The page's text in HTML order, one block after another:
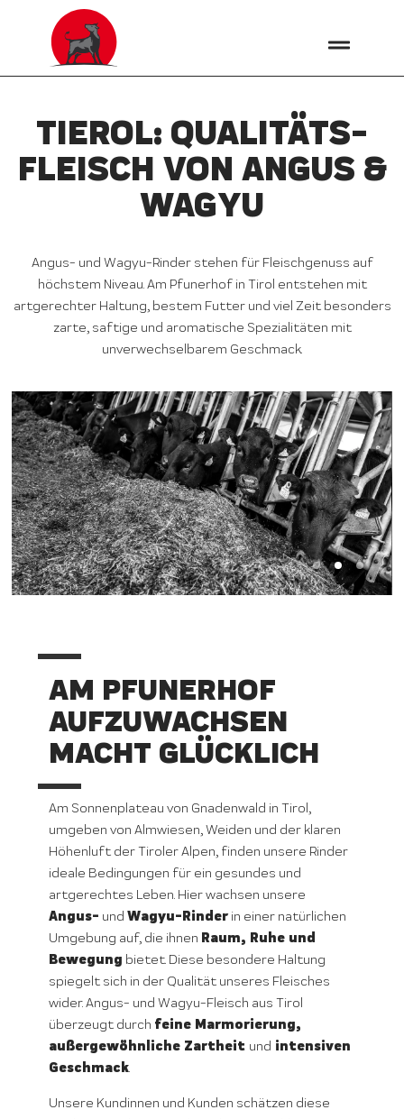
TIEROL: QUALITÄTS­
FLEISCH VON ANGUS &
WAGYU
Angus- und Wagyu-Rinder stehen für Fleischgenuss auf
höchstem Niveau. Am Pfunerhof in Tirol entstehen mit
artgerechter Haltung, bestem Futter und viel Zeit besonders
zarte, saftige und aromatische Spezialitäten mit
unverwechselbarem Geschmack.
AM PFUNERHOF
AUFZUWACHSEN
MACHT GLÜCKLICH
Am Sonnenplateau von Gnadenwald in Tirol,
umgeben von Almwiesen, Weiden und der klaren
Höhenluft der Tiroler Alpen, finden unsere Rinder
ideale Bedingungen für ein gesundes und
artgerechtes Leben. Hier wachsen unsere
Angus- und Wagyu-Rinderin einer natürlichen
Umgebung auf, die ihnen Raum, Ruhe und
Bewegung bietet. Diese besondere Haltung
spiegelt sich in der Qualität unseres Fleisches
wider. Angus- und Wagyu-Fleisch aus Tirol
überzeugt durch feine Marmorierung,
außergewöhnliche Zartheit und intensiven
Geschmack.
Unsere Kundinnen und Kunden schätzen diese